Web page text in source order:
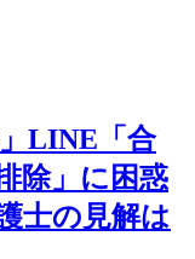
LINE「合
除」に困惑
士の見解は